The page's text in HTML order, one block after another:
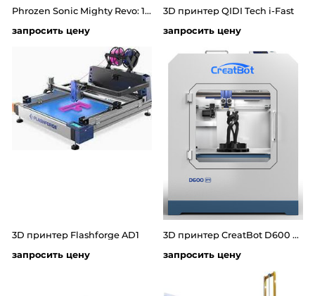
Phrozen Sonic Mighty Revo: 10" 14K LCD 3D Printer
запросить цену
3D принтер QIDI Tech i-Fast
запросить цену
3D принтер Flashforge AD1
запросить цену
3D принтер CreatBot D600 PRO2
запросить цену